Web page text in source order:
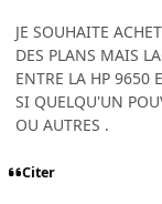
JE SOUHAITE
DES PLANS MAIS
ENTRE LA HP 9650
SI QUELQU'UN
OU AUTRES .
Citer